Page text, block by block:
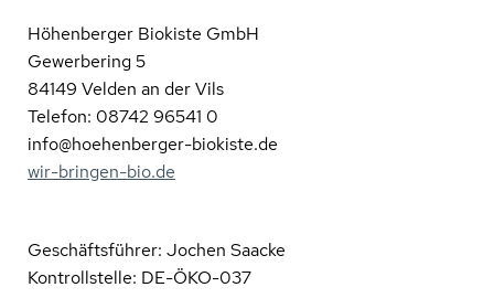
Höhenberger Biokiste GmbH
Gewerbering 5
84149 Velden an der Vils
Telefon: 08742 96541 0
info@hoehenberger-biokiste.de
wir-bringen-bio.de
Geschäftsführer: Jochen Saacke
Kontrollstelle: DE-ÖKO-037